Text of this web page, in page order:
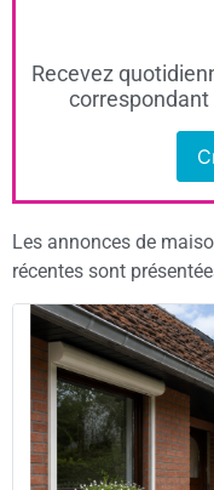
Recevez
correspondant
Les annonces de
récentes sont